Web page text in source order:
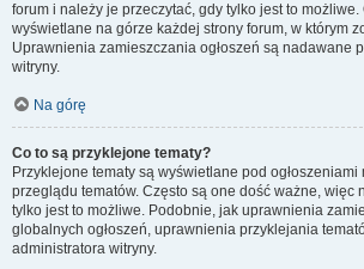
forum i należy je przeczytać, gdy tylko jest to możliwe.
wyświetlane na górze każdej strony forum, w którym
Uprawnienia zamieszczania ogłoszeń są nadawane
witryny.
Na górę
Co to są przyklejone tematy?
Przyklejone tematy są wyświetlane pod
przeglądu tematów. Często są one dość ważne, więc
tylko jest to możliwe. Podobnie, jak uprawnienia
globalnych ogłoszeń, uprawnienia przyklejania
administratora witryny.